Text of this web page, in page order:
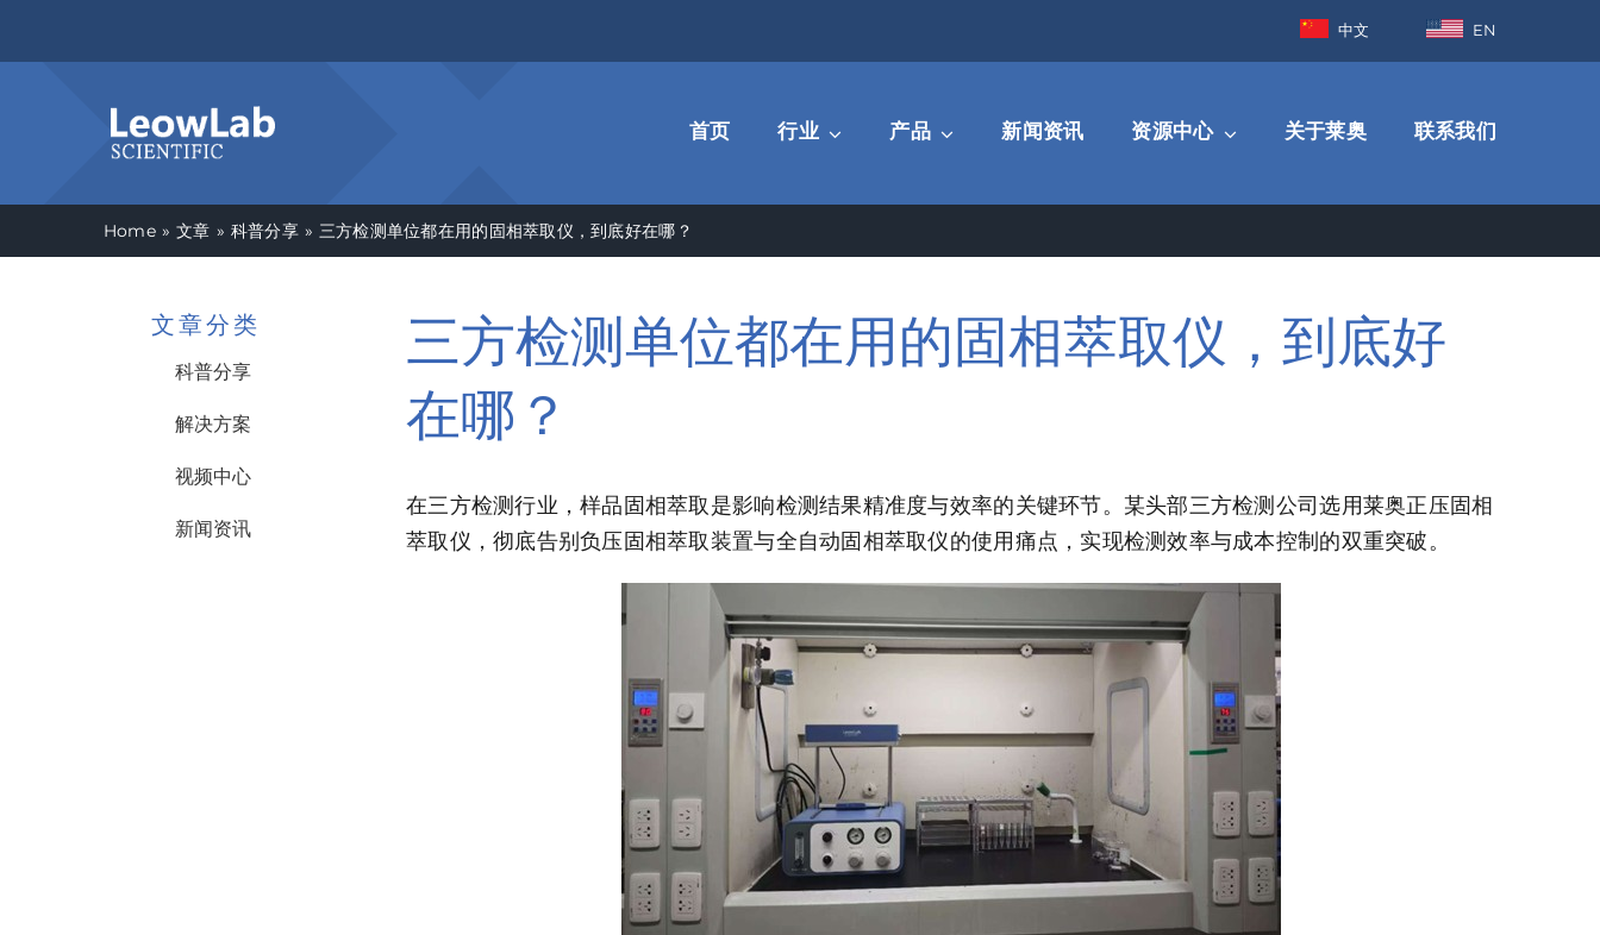
中文 EN
首页 行业 产品 新闻资讯 资源中心 关于莱奥 联系我们
Home 文章 科普分享 三方检测单位都在用的固相萃取仪，到底好在哪？
三方检测单位都在用的固相萃取仪，到底好
在哪？
在三方检测行业，样品固相萃取是影响检测结果精准度与效率的关键环节。某头部三方检测公司选用莱奥正压固相
萃取仪，彻底告别负压固相萃取装置与全自动固相萃取仪的使用痛点，实现检测效率与成本控制的双重突破。
文章分类
科普分享
解决方案
视频中心
新闻资讯